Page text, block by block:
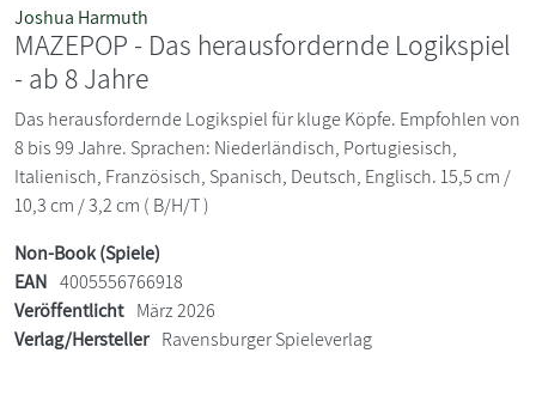
Joshua Harmuth
MAZEPOP - Das herausfordernde Logikspiel
- ab 8 Jahre
Das herausfordernde Logikspiel für kluge Köpfe. Empfohlen von
8 bis 99 Jahre. Sprachen: Niederländisch, Portugiesisch,
Italienisch, Französisch, Spanisch, Deutsch, Englisch. 15,5 cm /
10,3 cm / 3,2 cm ( B/H/T )
Non-Book (Spiele)
EAN 4005556766918
Veröffentlicht März 2026
Verlag/Hersteller Ravensburger Spieleverlag